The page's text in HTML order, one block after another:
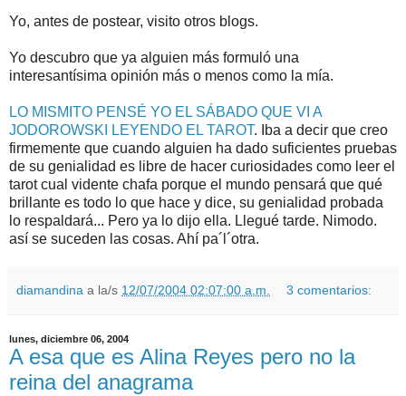
Yo, antes de postear, visito otros blogs.
Yo descubro que ya alguien más formuló una
interesantísima opinión más o menos como la mía.
LO MISMITO PENSÉ YO EL SÁBADO QUE VI A
JODOROWSKI LEYENDO EL TAROT. Iba a decir que creo
firmemente que cuando alguien ha dado suficientes pruebas
de su genialidad es libre de hacer curiosidades como leer el
tarot cual vidente chafa porque el mundo pensará que qué
brillante es todo lo que hace y dice, su genialidad probada
lo respaldará... Pero ya lo dijo ella. Llegué tarde. Nimodo.
así se suceden las cosas. Ahí pa´l´otra.
diamandina a la/s 12/07/2004 02:07:00 a.m. 3 comentarios:
lunes, diciembre 06, 2004
A esa que es Alina Reyes pero no la
reina del anagrama